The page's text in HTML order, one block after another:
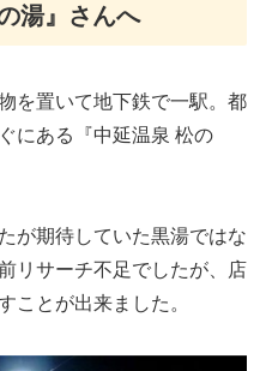
湯』さんへ
を置いて地下鉄で一駅。都
にある『中延温泉 松の
が期待していた黒湯ではな
リサーチ不足でしたが、店
ことが出来ました。